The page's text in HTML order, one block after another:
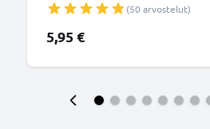
(50 arvostelut)
5,95 €